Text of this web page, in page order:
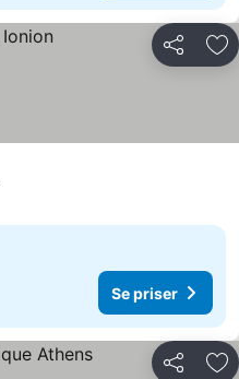
Del
Se priser
Del